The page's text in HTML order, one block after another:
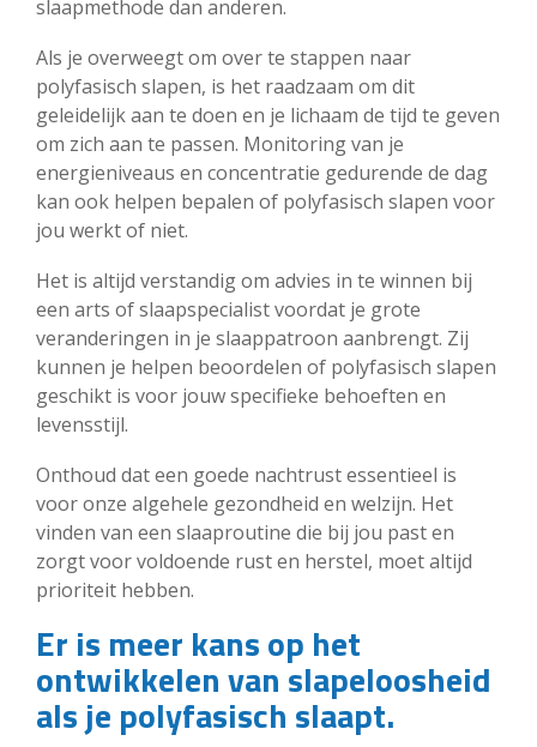
slaapmethode dan anderen.
Als je overweegt om over te stappen naar
polyfasisch slapen, is het raadzaam om dit
geleidelijk aan te doen en je lichaam de tijd te geven
om zich aan te passen. Monitoring van je
energieniveaus en concentratie gedurende de dag
kan ook helpen bepalen of polyfasisch slapen voor
jou werkt of niet.
Het is altijd verstandig om advies in te winnen bij
een arts of slaapspecialist voordat je grote
veranderingen in je slaappatroon aanbrengt. Zij
kunnen je helpen beoordelen of polyfasisch slapen
geschikt is voor jouw specifieke behoeften en
levensstijl.
Onthoud dat een goede nachtrust essentieel is
voor onze algehele gezondheid en welzijn. Het
vinden van een slaaproutine die bij jou past en
zorgt voor voldoende rust en herstel, moet altijd
prioriteit hebben.
Er is meer kans op het
ontwikkelen van slapeloosheid
als je polyfasisch slaapt.